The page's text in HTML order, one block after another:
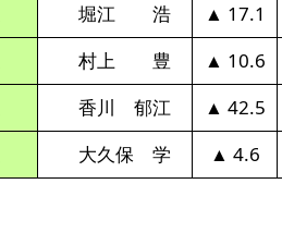
堀江 浩 ▲ 17.1
村上 豊 ▲ 10.6
香川 郁江 ▲ 42.5
大久保 学 ▲ 4.6